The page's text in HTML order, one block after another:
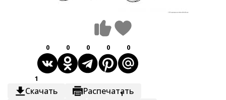
0 0 0 0 0
1
Скачать
Распечатать
1